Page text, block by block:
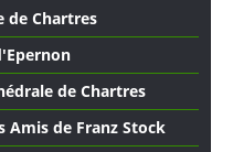
de Chartres
de Chartres
Amis de Franz Stock